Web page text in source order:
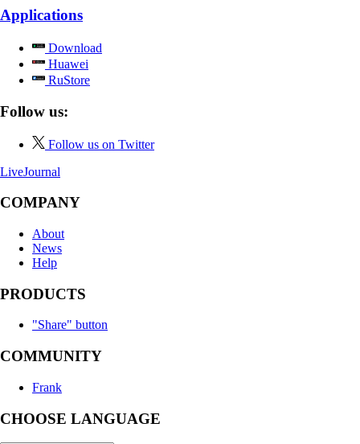
Applications
Download
Huawei
RuStore
Follow us:
Follow us on Twitter
LiveJournal
COMPANY
About
News
Help
PRODUCTS
"Share" button
COMMUNITY
Frank
CHOOSE LANGUAGE